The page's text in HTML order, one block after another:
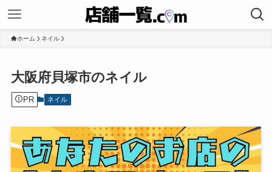
ホーム ネイル
大阪府貝塚市のネイル
PR ネイル